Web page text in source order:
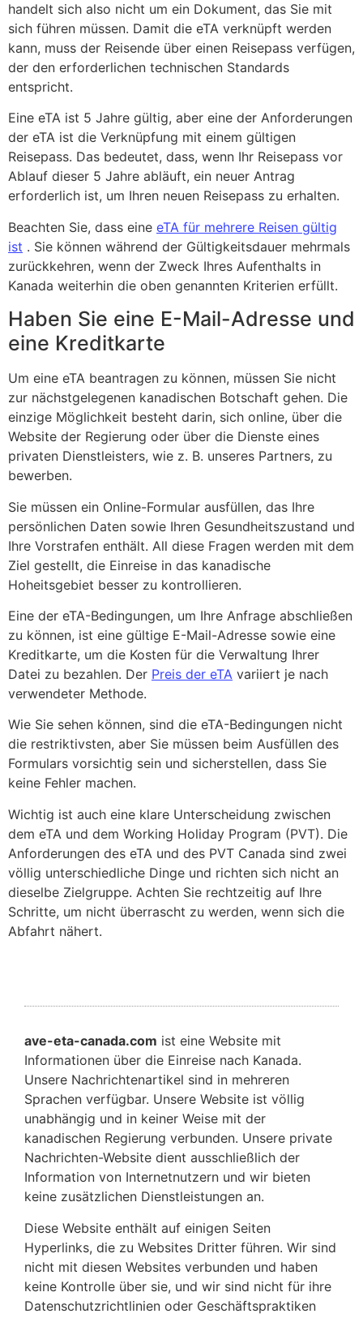
handelt sich also nicht um ein Dokument, das Sie mit
sich führen müssen. Damit die eTA verknüpft werden
kann, muss der Reisende über einen Reisepass verfügen,
der den erforderlichen technischen Standards
entspricht.
Eine eTA ist 5 Jahre gültig, aber eine der Anforderungen
der eTA ist die Verknüpfung mit einem gültigen
Reisepass. Das bedeutet, dass, wenn Ihr Reisepass vor
Ablauf dieser 5 Jahre abläuft, ein neuer Antrag
erforderlich ist, um Ihren neuen Reisepass zu erhalten.
Beachten Sie, dass eine eTA für mehrere Reisen gültig
ist . Sie können während der Gültigkeitsdauer mehrmals
zurückkehren, wenn der Zweck Ihres Aufenthalts in
Kanada weiterhin die oben genannten Kriterien erfüllt.
Haben Sie eine E-Mail-Adresse und
eine Kreditkarte
Um eine eTA beantragen zu können, müssen Sie nicht
zur nächstgelegenen kanadischen Botschaft gehen. Die
einzige Möglichkeit besteht darin, sich online, über die
Website der Regierung oder über die Dienste eines
privaten Dienstleisters, wie z. B. unseres Partners, zu
bewerben.
Sie müssen ein Online-Formular ausfüllen, das Ihre
persönlichen Daten sowie Ihren Gesundheitszustand und
Ihre Vorstrafen enthält. All diese Fragen werden mit dem
Ziel gestellt, die Einreise in das kanadische
Hoheitsgebiet besser zu kontrollieren.
Eine der eTA-Bedingungen, um Ihre Anfrage abschließen
zu können, ist eine gültige E-Mail-Adresse sowie eine
Kreditkarte, um die Kosten für die Verwaltung Ihrer
Datei zu bezahlen. Der Preis der eTA variiert je nach
verwendeter Methode.
Wie Sie sehen können, sind die eTA-Bedingungen nicht
die restriktivsten, aber Sie müssen beim Ausfüllen des
Formulars vorsichtig sein und sicherstellen, dass Sie
keine Fehler machen.
Wichtig ist auch eine klare Unterscheidung zwischen
dem eTA und dem Working Holiday Program (PVT). Die
Anforderungen des eTA und des PVT Canada sind zwei
völlig unterschiedliche Dinge und richten sich nicht an
dieselbe Zielgruppe. Achten Sie rechtzeitig auf Ihre
Schritte, um nicht überrascht zu werden, wenn sich die
Abfahrt nähert.
ave-eta-canada.com ist eine Website mit
Informationen über die Einreise nach Kanada.
Unsere Nachrichtenartikel sind in mehreren
Sprachen verfügbar. Unsere Website ist völlig
unabhängig und in keiner Weise mit der
kanadischen Regierung verbunden. Unsere private
Nachrichten-Website dient ausschließlich der
Information von Internetnutzern und wir bieten
keine zusätzlichen Dienstleistungen an.
Diese Website enthält auf einigen Seiten
Hyperlinks, die zu Websites Dritter führen. Wir sind
nicht mit diesen Websites verbunden und haben
keine Kontrolle über sie, und wir sind nicht für ihre
Datenschutzrichtlinien oder Geschäftspraktiken